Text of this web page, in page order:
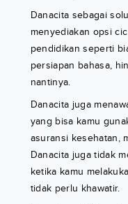
Danacita sebagai
menyediakan opsi
pendidikan seperti
persiapan bahasa,
nantinya.
Danacita juga
yang bisa kamu
asuransi kesehatan,
Danacita juga tidak
ketika kamu
tidak perlu khawatir.